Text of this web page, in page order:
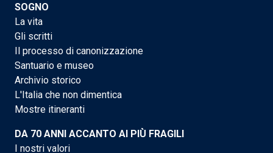
SOGNO
La vita
Gli scritti
Il processo di canonizzazione
Santuario e museo
Archivio storico
L'Italia che non dimentica
Mostre itineranti
DA 70 ANNI ACCANTO AI PIÙ FRAGILI
I nostri valori